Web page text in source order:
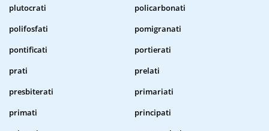
plutocrati
policarbonati
polifosfati
pomigranati
pontificati
portierati
prati
prelati
presbiterati
primariati
primati
principati